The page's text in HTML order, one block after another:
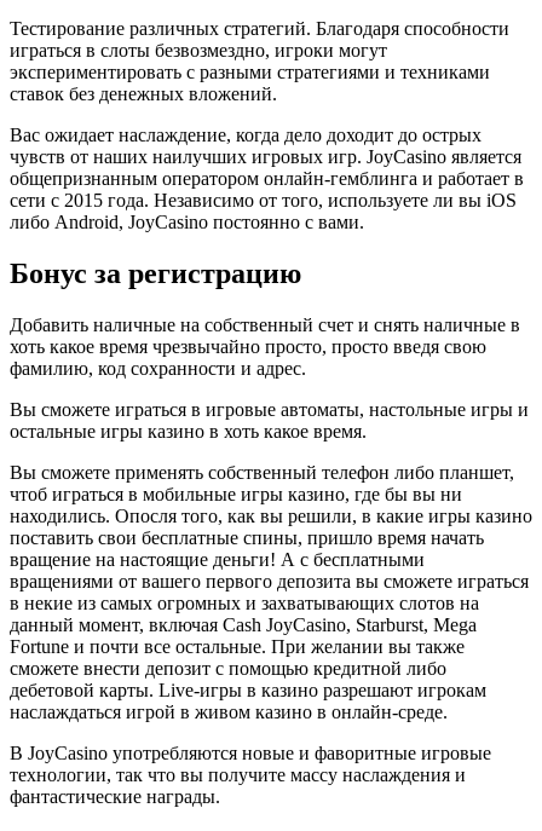
Тестирование различных стратегий. Благодаря способности
играться в слоты безвозмездно, игроки могут
экспериментировать с разными стратегиями и техниками
ставок без денежных вложений.
Вас ожидает наслаждение, когда дело доходит до острых
чувств от наших наилучших игровых игр. JoyCasino является
общепризнанным оператором онлайн-гемблинга и работает в
сети с 2015 года. Независимо от того, используете ли вы iOS
либо Android, JoyCasino постоянно с вами.
Бонус за регистрацию
Добавить наличные на собственный счет и снять наличные в
хоть какое время чрезвычайно просто, просто введя свою
фамилию, код сохранности и адрес.
Вы сможете играться в игровые автоматы, настольные игры и
остальные игры казино в хоть какое время.
Вы сможете применять собственный телефон либо планшет,
чтоб играться в мобильные игры казино, где бы вы ни
находились. Опосля того, как вы решили, в какие игры казино
поставить свои бесплатные спины, пришло время начать
вращение на настоящие деньги! А с бесплатными
вращениями от вашего первого депозита вы сможете играться
в некие из самых огромных и захватывающих слотов на
данный момент, включая Cash JoyCasino, Starburst, Mega
Fortune и почти все остальные. При желании вы также
сможете внести депозит с помощью кредитной либо
дебетовой карты. Live-игры в казино разрешают игрокам
наслаждаться игрой в живом казино в онлайн-среде.
В JoyCasino употребляются новые и фаворитные игровые
технологии, так что вы получите массу наслаждения и
фантастические награды.